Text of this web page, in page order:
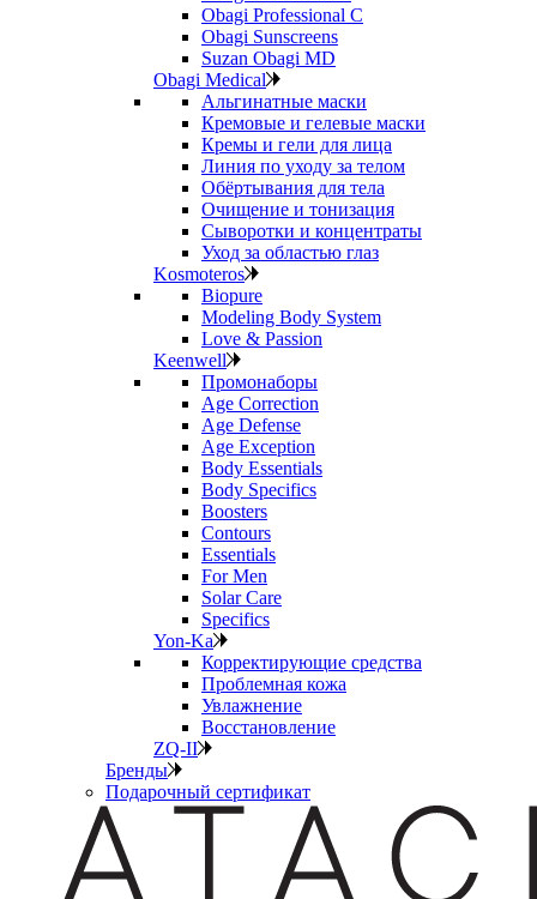
Obagi Professional C
Obagi Sunscreens
Suzan Obagi MD
Obagi Medical
Альгинатные маски
Кремовые и гелевые маски
Кремы и гели для лица
Линия по уходу за телом
Обёртывания для тела
Очищение и тонизация
Сыворотки и концентраты
Уход за областью глаз
Kosmoteros
Biopure
Modeling Body System
Love & Passion
Keenwell
Промонаборы
Age Correction
Age Defense
Age Exception
Body Essentials
Body Specifics
Boosters
Contours
Essentials
For Men
Solar Care
Specifics
Yon-Ka
Корректирующие средства
Проблемная кожа
Увлажнение
Восстановление
ZQ-II
Бренды
Подарочный сертификат